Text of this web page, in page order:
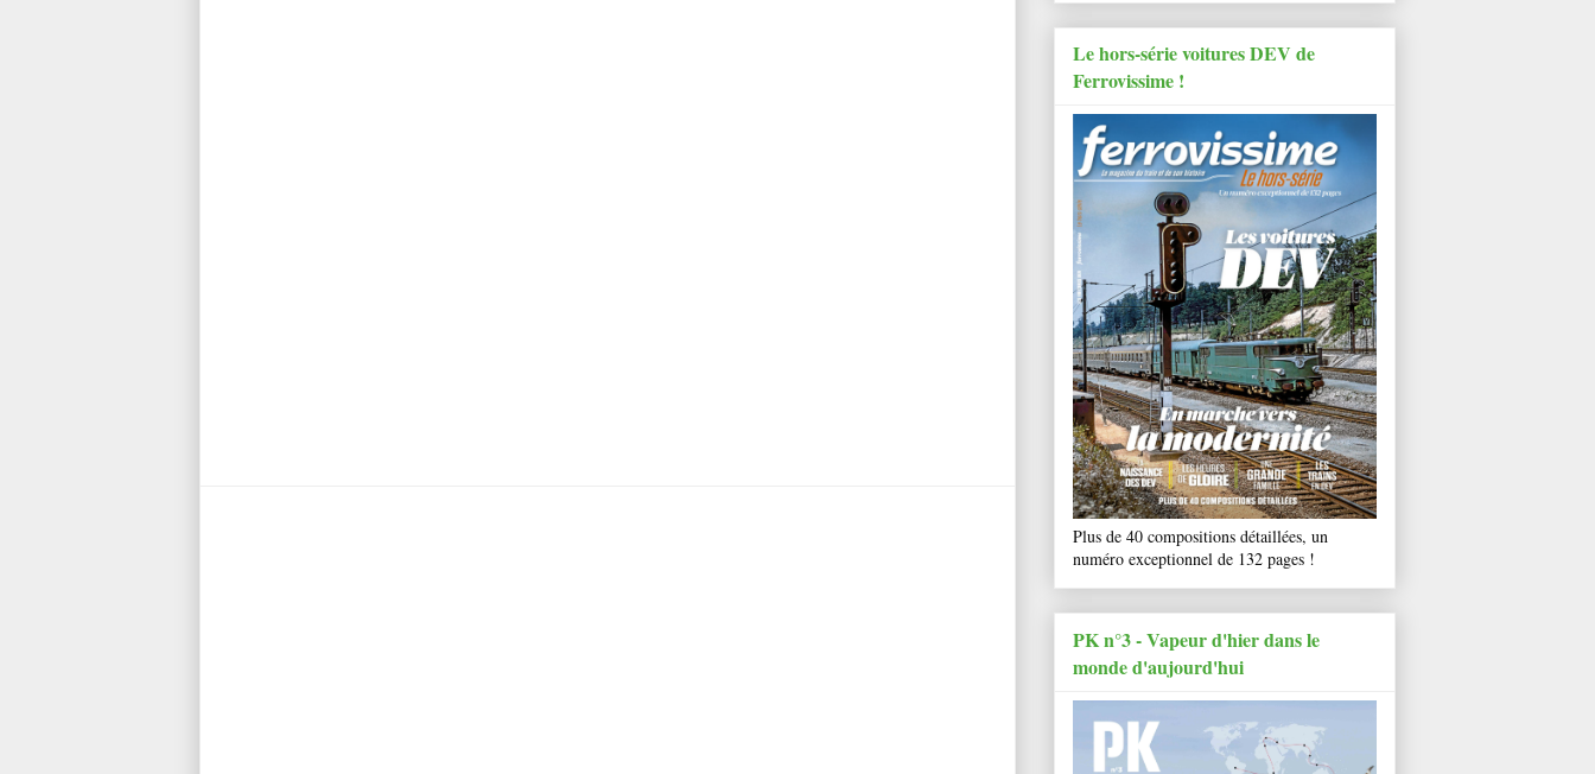
Le hors-série voitures DEV de
Ferrovissime !
Plus de 40 compositions détaillées, un
numéro exceptionnel de 132 pages !
PK n°3 - Vapeur d'hier dans le
monde d'aujourd'hui